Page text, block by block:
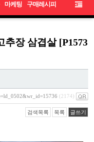
마케팅 구매레시피
장 삼겹살 [P1573
(2174)
검색목록 목록 글쓰기